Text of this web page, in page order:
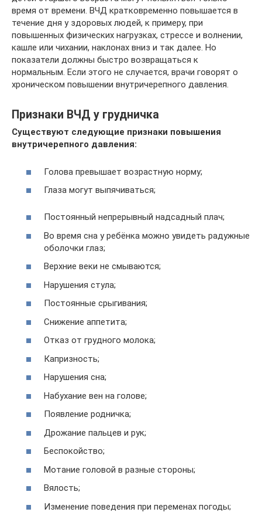
время от времени. ВЧД кратковременно повышается в
течение дня у здоровых людей, к примеру, при
повышенных физических нагрузках, стрессе и волнении,
кашле или чихании, наклонах вниз и так далее. Но
показатели должны быстро возвращаться к
нормальным. Если этого не случается, врачи говорят о
хроническом повышении внутричерепного давления.
Признаки ВЧД у грудничка
Существуют следующие признаки повышения
внутричерепного давления:
Голова превышает возрастную норму;
Глаза могут выпячиваться;
Постоянный непрерывный надсадный плач;
Во время сна у ребёнка можно увидеть радужные
оболочки глаз;
Верхние веки не смываются;
Нарушения стула;
Постоянные срыгивания;
Снижение аппетита;
Отказ от грудного молока;
Капризность;
Нарушения сна;
Набухание вен на голове;
Появление родничка;
Дрожание пальцев и рук;
Беспокойство;
Мотание головой в разные стороны;
Вялость;
Изменение поведения при переменах погоды;